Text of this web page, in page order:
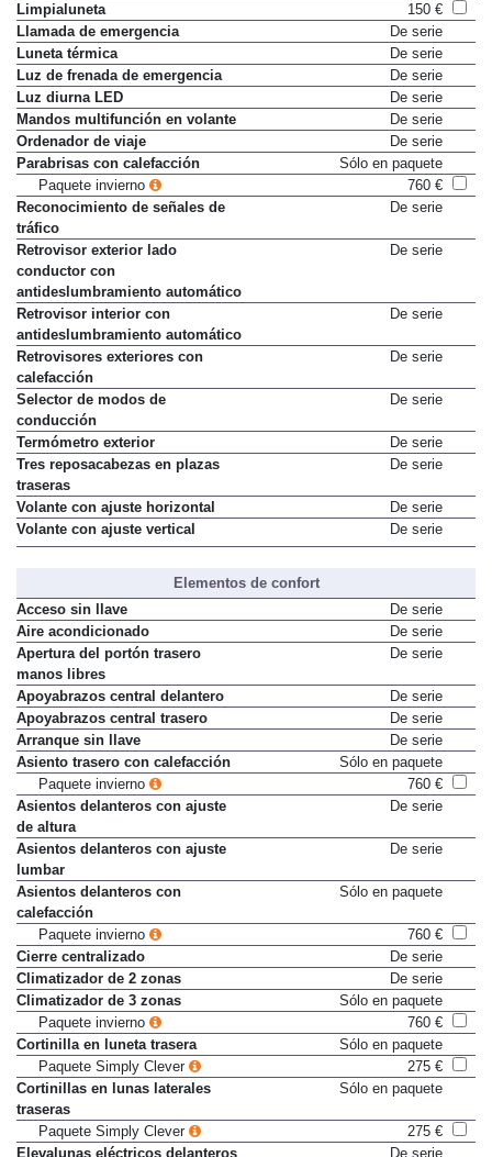
Limpialuneta
150 €
Llamada de emergencia
De serie
Luneta térmica
De serie
Luz de frenada de emergencia
De serie
Luz diurna LED
De serie
Mandos multifunción en volante
De serie
Ordenador de viaje
De serie
Parabrisas con calefacción
Sólo en paquete
Paquete invierno
760 €
Reconocimiento de señales de
tráfico
De serie
Retrovisor exterior lado
conductor con
antideslumbramiento automático
De serie
Retrovisor interior con
antideslumbramiento automático
De serie
Retrovisores exteriores con
calefacción
De serie
Selector de modos de
conducción
De serie
Termómetro exterior
De serie
Tres reposacabezas en plazas
traseras
De serie
Volante con ajuste horizontal
De serie
Volante con ajuste vertical
De serie
Elementos de confort
Acceso sin llave
De serie
Aire acondicionado
De serie
Apertura del portón trasero
manos libres
De serie
Apoyabrazos central delantero
De serie
Apoyabrazos central trasero
De serie
Arranque sin llave
De serie
Asiento trasero con calefacción
Sólo en paquete
Paquete invierno
760 €
Asientos delanteros con ajuste
de altura
De serie
Asientos delanteros con ajuste
lumbar
De serie
Asientos delanteros con
calefacción
Sólo en paquete
Paquete invierno
760 €
Cierre centralizado
De serie
Climatizador de 2 zonas
De serie
Climatizador de 3 zonas
Sólo en paquete
Paquete invierno
760 €
Cortinilla en luneta trasera
Sólo en paquete
Paquete Simply Clever
275 €
Cortinillas en lunas laterales
traseras
Sólo en paquete
Paquete Simply Clever
275 €
Elevalunas eléctricos delanteros
De serie